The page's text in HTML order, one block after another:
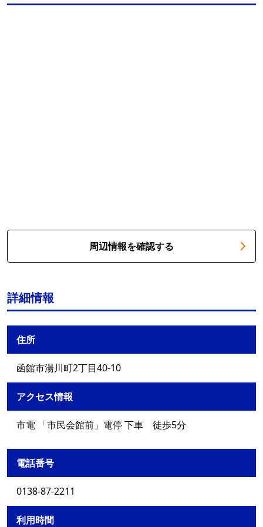
周辺情報を確認する
詳細情報
住所
函館市湯川町2丁目40-10
アクセス情報
市電 「市民会館前」電停 下車 徒歩5分
電話番号
0138-87-2211
利用時間